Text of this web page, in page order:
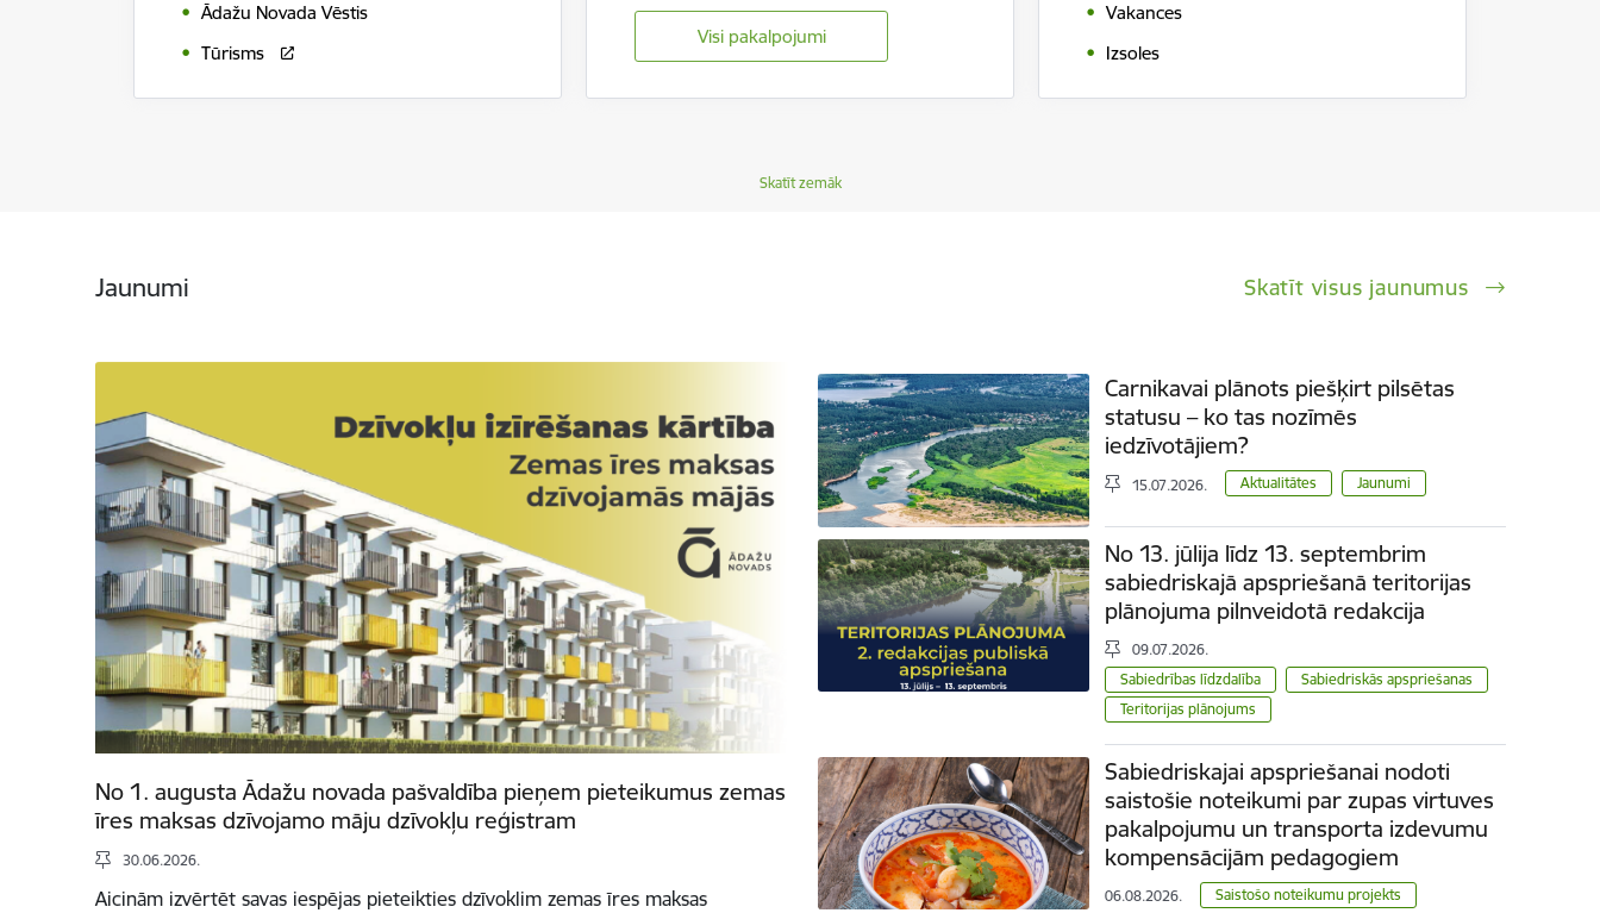
Ādažu Novada Vēstis
Tūrisms
Visi pakalpojumi
Vakances
Izsoles
Skatīt zemāk
Jaunumi Skatīt visus jaunumus
No 1. augusta Ādažu novada pašvaldība pieņem pieteikumus zemas
īres maksas dzīvojamo māju dzīvokļu reģistram
30.06.2026.
Aicinām izvērtēt savas iespējas pieteikties dzīvoklim zemas īres maksas
Carnikavai plānots piešķirt pilsētas
statusu – ko tas nozīmēs
iedzīvotājiem?
15.07.2026. Aktualitātes Jaunumi
No 13. jūlija līdz 13. septembrim
sabiedriskajā apspriešanā teritorijas
plānojuma pilnveidotā redakcija
09.07.2026.
Sabiedrības līdzdalība
Sabiedriskās apspriešanas
Teritorijas plānojums
Sabiedriskajai apspriešanai nodoti
saistošie noteikumi par zupas virtuves
pakalpojumu un transporta izdevumu
kompensācijām pedagogiem
06.08.2026. Saistošo noteikumu projekts